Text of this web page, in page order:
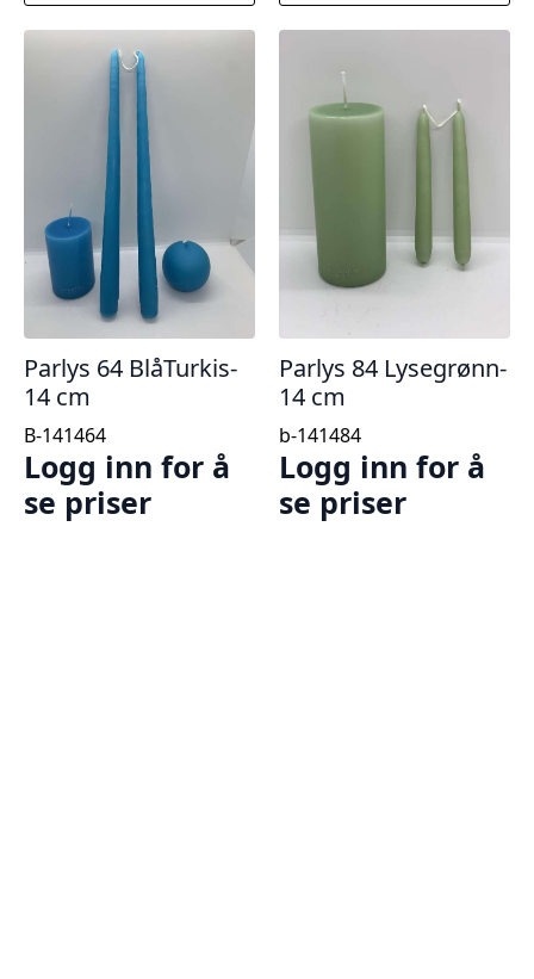
Parlys 64 BlåTurkis-
14 cm
B-141464
Logg inn for å
se priser
Parlys 84 Lysegrønn-
14 cm
b-141484
Logg inn for å
se priser